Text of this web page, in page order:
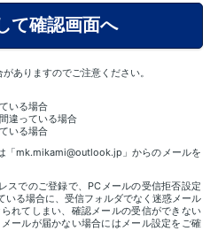
ありますのでご注意ください。
いる場合
違っている場合
いる場合
「mk.mikami@outlook.jp」からのメールを
スでのご登録で、PCメールの受信拒否設定
いる場合に、受信フォルダでなく迷惑メール
れてしまい、確認メールの受信ができない
ールが届かない場合にはメール設定をご確